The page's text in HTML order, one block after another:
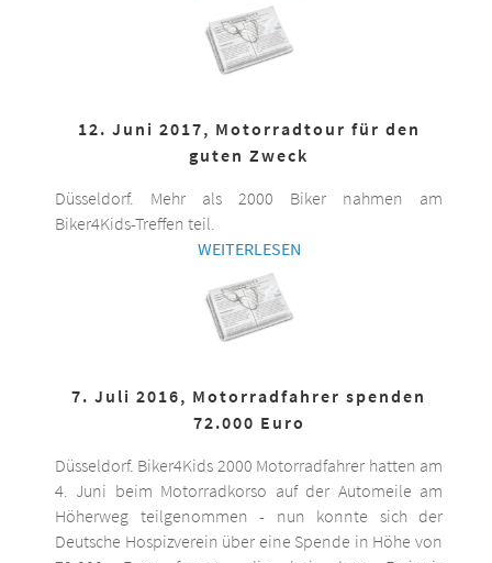
12. Juni 2017, Motorradtour für den
guten Zweck
Düsseldorf. Mehr als 2000 Biker nahmen am
Biker4Kids-Treffen teil.
WEITERLESEN
7. Juli 2016, Motorradfahrer spenden
72.000 Euro
Düsseldorf. Biker4Kids 2000 Motorradfahrer hatten am
4. Juni beim Motorradkorso auf der Automeile am
Höherweg teilgenommen - nun konnte sich der
Deutsche Hospizverein über eine Spende in Höhe von